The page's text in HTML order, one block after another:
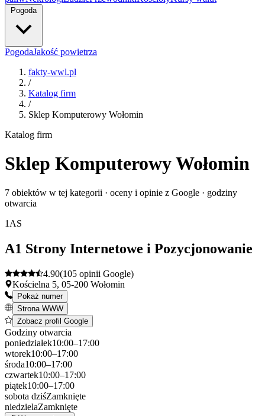
Pogoda
PogodaJakość powietrza
fakty-wwl.pl
/
Katalog firm
/
Sklep Komputerowy Wołomin
Katalog firm
Sklep Komputerowy Wołomin
7 obiektów w tej kategorii · oceny i opinie z Google · godziny
otwarcia
1 AS
A1 Strony Internetowe i Pozycjonowanie
4.90(105 opinii Google)
Kościelna 5, 05-200 Wołomin
Pokaż numer
Strona WWW
Zobacz profil Google
Godziny otwarcia
poniedziałek10:00–17:00
wtorek10:00–17:00
środa10:00–17:00
czwartek10:00–17:00
piątek10:00–17:00
sobota dziśZamknięte
niedzielaZamknięte